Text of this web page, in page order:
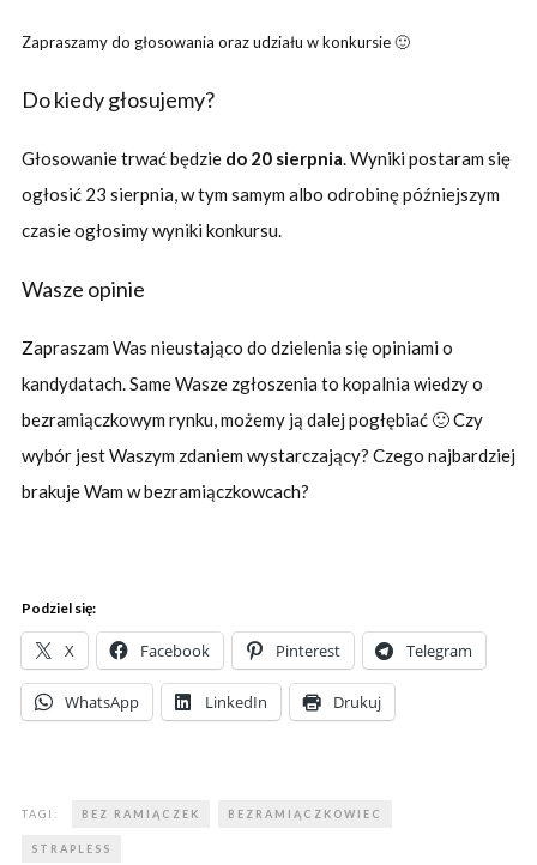
Zapraszamy do głosowania oraz udziału w konkursie 🙂
Do kiedy głosujemy?
Głosowanie trwać będzie do 20 sierpnia. Wyniki postaram się
ogłosić 23 sierpnia, w tym samym albo odrobinę późniejszym
czasie ogłosimy wyniki konkursu.
Wasze opinie
Zapraszam Was nieustająco do dzielenia się opiniami o
kandydatach. Same Wasze zgłoszenia to kopalnia wiedzy o
bezramiączkowym rynku, możemy ją dalej pogłębiać 🙂 Czy
wybór jest Waszym zdaniem wystarczający? Czego najbardziej
brakuje Wam w bezramiączkowcach?
Podziel się:
X Facebook Pinterest Telegram
WhatsApp LinkedIn Drukuj
TAGI: BEZ RAMIĄCZEK BEZRAMIĄCZKOWIEC
STRAPLESS